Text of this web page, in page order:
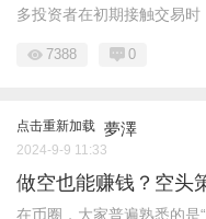
多投资者在初期接触交易时
7388 0
点击重新加载 夢澤
2024-9-9 11:33
做空也能赚钱？空头
在币圈，大家普遍熟悉的是